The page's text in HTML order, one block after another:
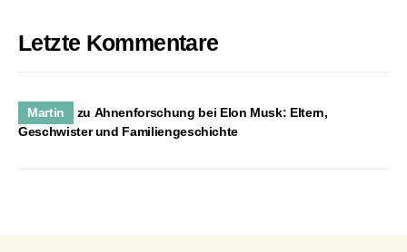
Letzte Kommentare
Martin zu Ahnenforschung bei Elon Musk: Eltern,
Geschwister und Familiengeschichte